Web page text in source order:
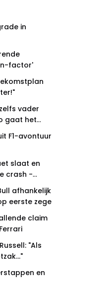
in
factor'
vader
gaat het
F1-avontuur
slaat en
crash -
afhankelijk
eerste zege
claim
"Als
en